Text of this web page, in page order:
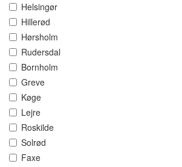
Helsingør
Hillerød
Hørsholm
Rudersdal
Bornholm
Greve
Køge
Lejre
Roskilde
Solrød
Faxe